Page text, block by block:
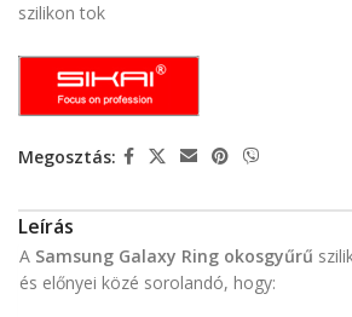
szilikon tok
Megosztás:
Leírás
A Samsung Galaxy Ring okosgyűrű
és előnyei közé sorolandó, hogy: